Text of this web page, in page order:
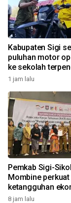
Kabupaten Sigi
puluhan motor
ke sekolah
1 jam lalu
Pemkab Sigi-
Mombine perkuat
ketangguhan
kelompok rentan
8 jam lalu